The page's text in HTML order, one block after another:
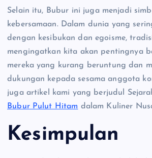
Selain itu, Bubur ini juga menjadi
kebersamaan. Dalam dunia yang
dengan kesibukan dan egoisme,
mengingatkan kita akan pentingnya
mereka yang kurang beruntung dan
dukungan kepada sesama anggota
juga artikel kami yang berjudul
Bubur Pulut Hitam dalam Kuliner
Kesimpulan